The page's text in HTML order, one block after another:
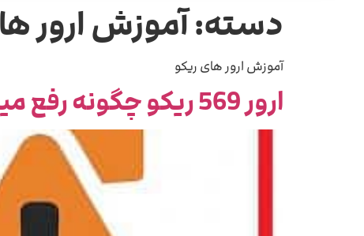
دسته:آموزش ارور
آموزش ارور های ریکو
ارور 569 ریکو چگونه رفع میشود ؟